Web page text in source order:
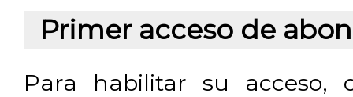
Primer acceso de
Para habilitar su acceso,